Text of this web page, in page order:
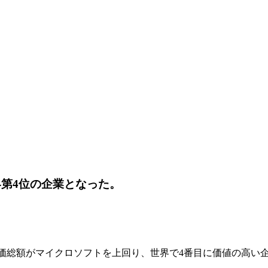
4位の企業となった。
総額がマイクロソフトを上回り、世界で4番目に価値の高い